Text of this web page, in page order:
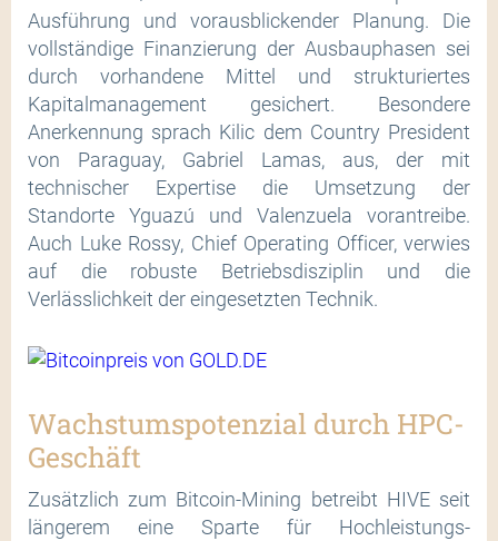
Ausführung und vorausblickender Planung. Die
vollständige Finanzierung der Ausbauphasen sei
durch vorhandene Mittel und strukturiertes
Kapitalmanagement gesichert. Besondere
Anerkennung sprach Kilic dem Country President
von Paraguay, Gabriel Lamas, aus, der mit
technischer Expertise die Umsetzung der
Standorte Yguazú und Valenzuela vorantreibe.
Auch Luke Rossy, Chief Operating Officer, verwies
auf die robuste Betriebsdisziplin und die
Verlässlichkeit der eingesetzten Technik.
Wachstumspotenzial durch HPC-
Geschäft
Zusätzlich zum Bitcoin-Mining betreibt HIVE seit
längerem eine Sparte für Hochleistungs-